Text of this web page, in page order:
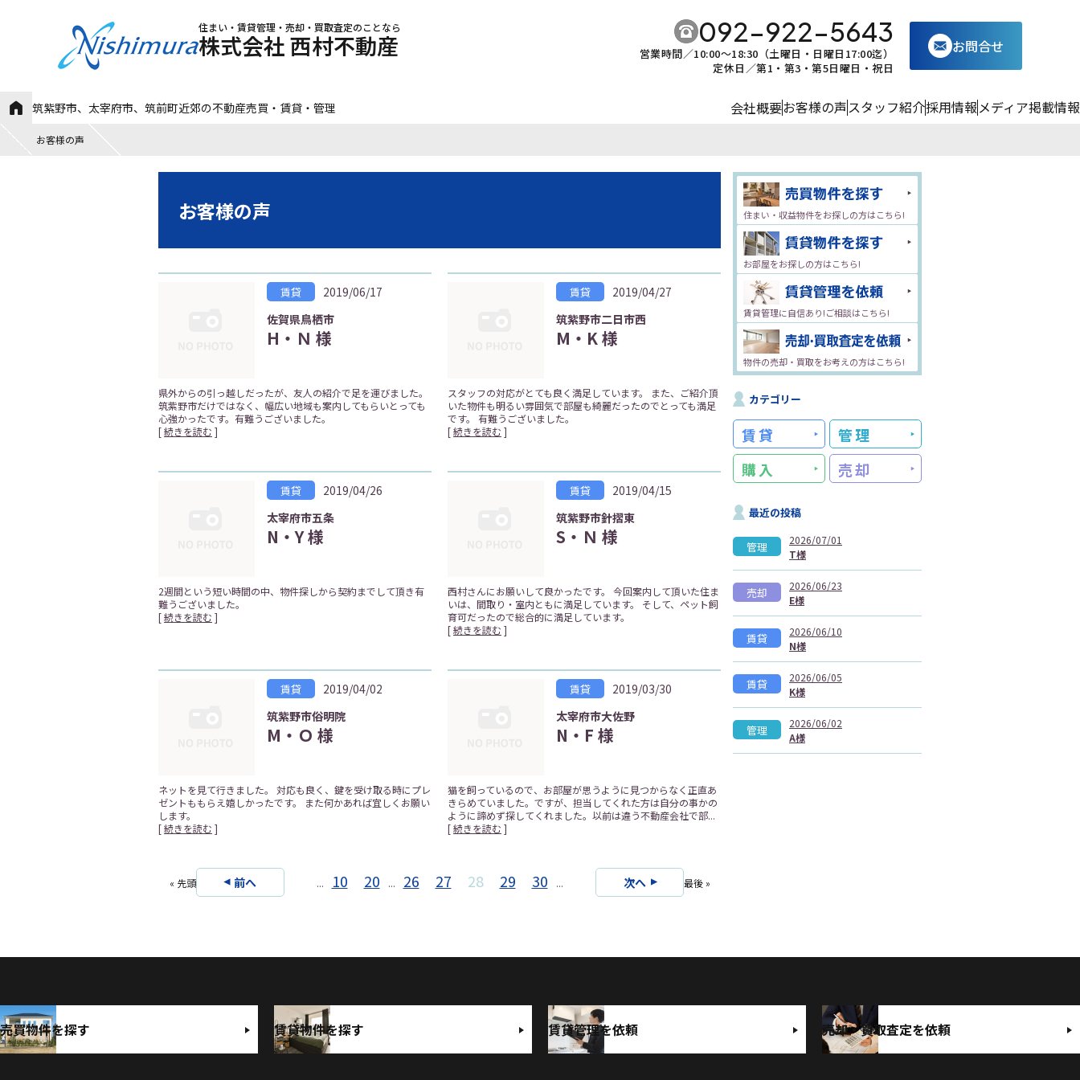
住まい・賃貸管理・売却・買取査定のことなら
株式会社 西村不動産 092-922-5643
営業時間／10:00～18:30（土曜日・日曜日17:00迄）
定休日／第1・第3・第5日曜日・祝日
お問合せ
筑紫野市、太宰府市、筑前町近郊の不動産売買・賃貸・管理 会社概要お客様の声スタッフ紹介採用情報メディア掲載情報
お客様の声
お客様の声
賃貸
2019/06/17
佐賀県鳥栖市
H・Ｎ 様
県外からの引っ越しだったが、友人の紹介で足を運びました。
筑紫野市だけではなく、幅広い地域も案内してもらいとっても
心強かったです。有難うございました。
[続きを読む ]
賃貸
2019/04/27
筑紫野市二日市西
M・K 様
スタッフの対応がとても良く満足しています。 また、ご紹介頂
いた物件も明るい雰囲気で部屋も綺麗だったのでとっても満足
です。 有難うございました。
[続きを読む ]
賃貸
2019/04/26
太宰府市五条
N・Y 様
2週間という短い時間の中、物件探しから契約までして頂き有
難うございました。
[続きを読む ]
賃貸
2019/04/15
筑紫野市針摺東
S・Ｎ 様
西村さんにお願いして良かったです。 今回案内して頂いた住ま
いは、間取り・室内ともに満足しています。 そして、ペット飼
育可だったので総合的に満足しています。
[続きを読む ]
賃貸
2019/04/02
筑紫野市俗明院
M・Ｏ 様
ネットを見て行きました。 対応も良く、鍵を受け取る時にプレ
ゼントももらえ嬉しかったです。 また何かあれば宜しくお願い
します。
[続きを読む ]
賃貸
2019/03/30
太宰府市大佐野
N・F 様
猫を飼っているので、お部屋が思うように見つからなく正直あ
きらめていました。ですが、担当してくれた方は自分の事かの
ように諦めず探してくれました。以前は違う不動産会社で部...
[続きを読む ]
« 先頭 前へ ... 10 20 ... 26 27 28 29 30 ... 次へ 最後 »
住まい・収益物件をお探しの方はこちら!
お部屋をお探しの方はこちら!
賃貸管理に自信あり!ご相談はこちら!
物件の売却・買取をお考えの方はこちら!
カテゴリー
賃貸
管理
購入
売却
最近の投稿
管理
2026/07/01
T様
売却
2026/06/23
E様
賃貸
2026/06/10
N様
賃貸
2026/06/05
K様
管理
2026/06/02
A様
売買物件を探す 賃貸物件を探す 賃貸管理を依頼 売却・買取査定を依頼